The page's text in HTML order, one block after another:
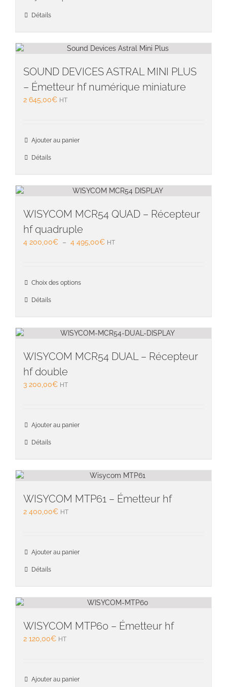
Détails
SOUND DEVICES ASTRAL MINI PLUS
– Émetteur hf numérique miniature
2 645,00€ HT
Ajouter au panier
Détails
WISYCOM MCR54 QUAD – Récepteur
hf quadruple
4 200,00€ – 4 495,00€Plage
HT
Choix des options
Détails
WISYCOM MCR54 DUAL – Récepteur
hf double
3 200,00€ HT
Ajouter au panier
Détails
WISYCOM MTP61 – Émetteur hf
2 400,00€ HT
Ajouter au panier
Détails
WISYCOM MTP60 – Émetteur hf
2 120,00€ HT
Ajouter au panier